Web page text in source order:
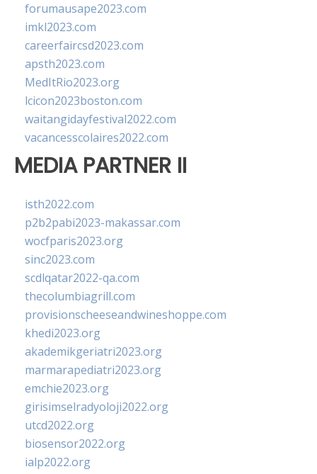
forumausape2023.com
imkl2023.com
careerfaircsd2023.com
apsth2023.com
MedItRio2023.org
lcicon2023boston.com
waitangidayfestival2022.com
vacancesscolaires2022.com
MEDIA PARTNER II
isth2022.com
p2b2pabi2023-makassar.com
wocfparis2023.org
sinc2023.com
scdlqatar2022-qa.com
thecolumbiagrill.com
provisionscheeseandwineshoppe.com
khedi2023.org
akademikgeriatri2023.org
marmarapediatri2023.org
emchie2023.org
girisimselradyoloji2022.org
utcd2022.org
biosensor2022.org
ialp2022.org